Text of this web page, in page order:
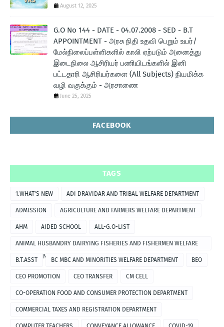
August 12, 2025
G.O No 144 - DATE - 04.07.2008 - SED - B.T
APPOINTMENT - அரசு நிதி உதவி பெறும் உயர்/
மேல்நிலைப்பள்ளிகளில் காலி ஏற்படும் அனைத்து
இடைநிலை ஆசிரியர் பணியிடங்களில் இனி
பட்டதாரி ஆசிரியர்களை (All Subjects) நியமிக்க
வழி வகுக்கும் - அரசாணை
June 25, 2025
FACEBOOK
TAGS
1.WHAT'S NEW ADI DRAVIDAR AND TRIBAL WELFARE DEPARTMENT
ADMISSION AGRICULTURE AND FARMERS WELFARE DEPARTMENT
AHM AIDED SCHOOL ALL-G.O-LIST
ANIMAL HUSBANDRY DAIRYING FISHERIES AND FISHERMEN WELFARE
DEPARTMENT
B.T.ASST BC MBC AND MINORITIES WELFARE DEPARTMENT BEO
CEO PROMOTION CEO TRANSFER CM CELL
CO-OPERATION FOOD AND CONSUMER PROTECTION DEPARTMENT
COMMERCIAL TAXES AND REGISTRATION DEPARTMENT